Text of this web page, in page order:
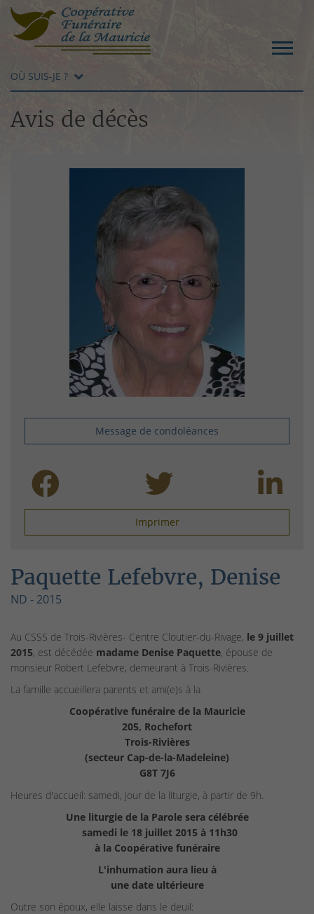
OÙ SUIS-JE ?
Avis de décès
Message de condoléances
Imprimer
Paquette Lefebvre, Denise
ND - 2015
Au CSSS de Trois-Rivières- Centre Cloutier-du-Rivage, le 9 juillet
2015, est décédée madame Denise Paquette, épouse de
monsieur Robert Lefebvre, demeurant à Trois-Rivières.
La famille accueillera parents et ami(e)s à la
Coopérative funéraire de la Mauricie
205, Rochefort
Trois-Rivières
(secteur Cap-de-la-Madeleine)
G8T 7J6
Heures d'accueil: samedi, jour de la liturgie, à partir de 9h.
Une liturgie de la Parole sera célébrée
samedi le 18 juillet 2015 à 11h30
à la Coopérative funéraire
L'inhumation aura lieu à
une date ultérieure
Outre son époux, elle laisse dans le deuil: